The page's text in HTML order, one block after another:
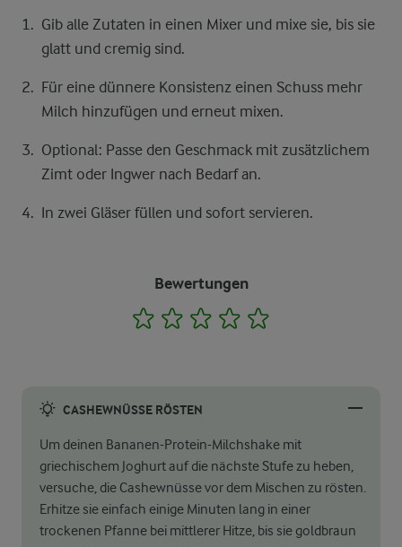
Gib alle Zutaten in einen Mixer und mixe sie, bis sie
glatt und cremig sind.
Für eine dünnere Konsistenz einen Schuss mehr
Milch hinzufügen und erneut mixen.
Optional: Passe den Geschmack mit zusätzlichem
Zimt oder Ingwer nach Bedarf an.
In zwei Gläser füllen und sofort servieren.
Bewertungen
1 2 3 4
CASHEWNÜSSE RÖSTEN
Um deinen Bananen-Protein-Milchshake mit
griechischem Joghurt auf die nächste Stufe zu heben,
versuche, die Cashewnüsse vor dem Mischen zu rösten.
Erhitze sie einfach einige Minuten lang in einer
trockenen Pfanne bei mittlerer Hitze, bis sie goldbraun